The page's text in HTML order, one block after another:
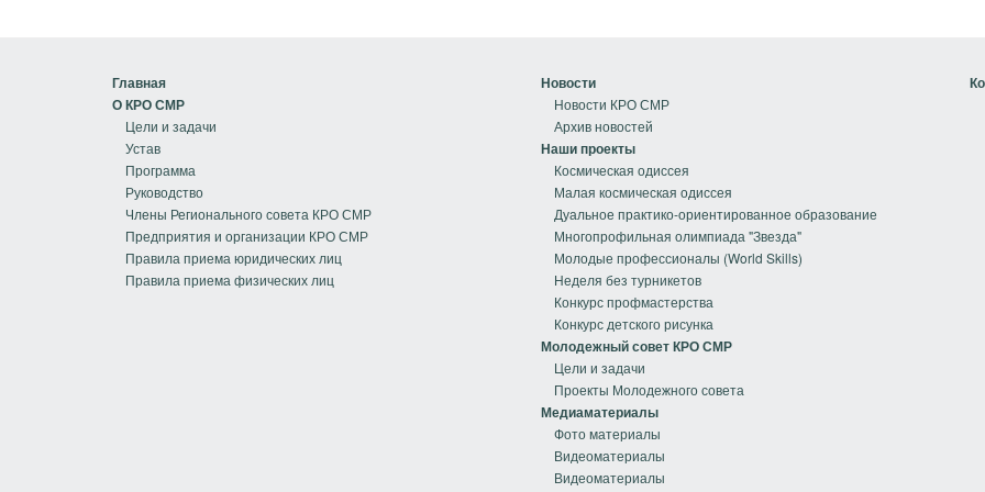
Главная
О КРО СМР
Цели и задачи
Устав
Программа
Руководство
Члены Регионального совета КРО СМР
Предприятия и организации КРО СМР
Правила приема юридических лиц
Правила приема физических лиц
Новости
Новости КРО СМР
Архив новостей
Наши проекты
Космическая одиссея
Малая космическая одиссея
Дуальное практико-ориентированное образование
Многопрофильная олимпиада "Звезда"
Молодые профессионалы (World Skills)
Неделя без турникетов
Конкурс профмастерства
Конкурс детского рисунка
Молодежный совет КРО СМР
Цели и задачи
Проекты Молодежного совета
Медиаматериалы
Фото материалы
Видеоматериалы
Видеоматериалы